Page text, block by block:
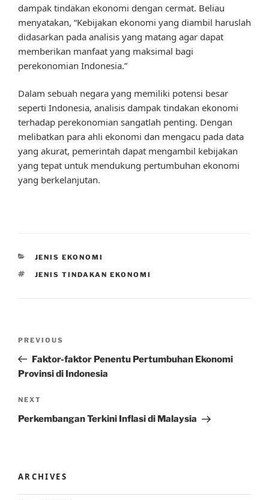
dampak tindakan ekonomi dengan cermat. Beliau
menyatakan, “Kebijakan ekonomi yang diambil haruslah
didasarkan pada analisis yang matang agar dapat
memberikan manfaat yang maksimal bagi
perekonomian Indonesia.”
Dalam sebuah negara yang memiliki potensi besar
seperti Indonesia, analisis dampak tindakan ekonomi
terhadap perekonomian sangatlah penting. Dengan
melibatkan para ahli ekonomi dan mengacu pada data
yang akurat, pemerintah dapat mengambil kebijakan
yang tepat untuk mendukung pertumbuhan ekonomi
yang berkelanjutan.
CATEGORIES
JENIS EKONOMI
TAGS
JENIS TINDAKAN EKONOMI
Previous
Post
PREVIOUS
Faktor-faktor Penentu Pertumbuhan Ekonomi
Provinsi di Indonesia
Next
Post
NEXT
Perkembangan Terkini Inflasi di Malaysia
ARCHIVES